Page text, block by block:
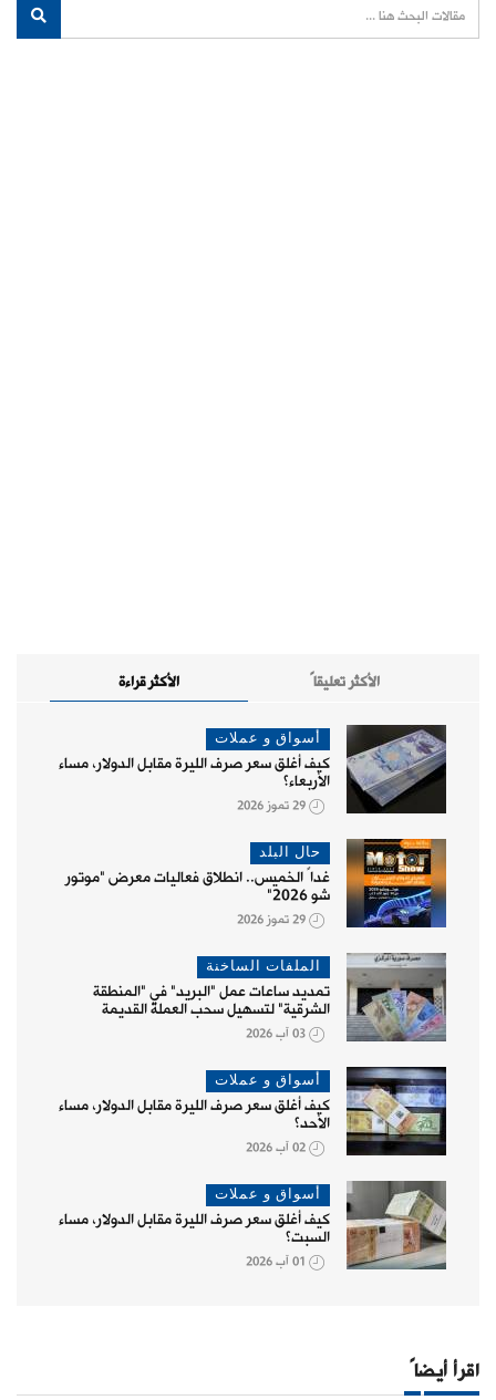
الأكثر قراءة الأكثر تعليقاً
أسواق و عملات
كيف أغلق سعر صرف الليرة مقابل الدولار، مساء
الأربعاء؟
29 تموز 2026
حال البلد
غداً الخميس.. انطلاق فعاليات معرض "موتور
شو 2026"
29 تموز 2026
الملفات الساخنة
تمديد ساعات عمل "البريد" في "المنطقة
الشرقية" لتسهيل سحب العملة القديمة
03 آب 2026
أسواق و عملات
كيف أغلق سعر صرف الليرة مقابل الدولار، مساء
الأحد؟
02 آب 2026
أسواق و عملات
كيف أغلق سعر صرف الليرة مقابل الدولار، مساء
السبت؟
01 آب 2026
اقرأ أيضاً